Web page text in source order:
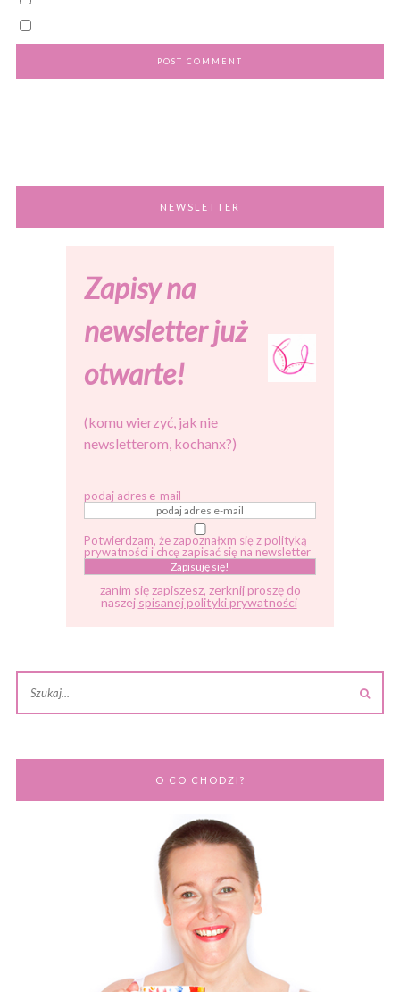
NEWSLETTER
Zapisy na
newsletter już
otwarte!
(komu wierzyć, jak nie
newsletterom, kochanx?)
podaj adres e-mail
Potwierdzam, że zapoznałxm się z polityką
prywatności i chcę zapisać się na newsletter
zanim się zapiszesz, zerknij proszę do
naszej spisanej polityki prywatności
O CO CHODZI?